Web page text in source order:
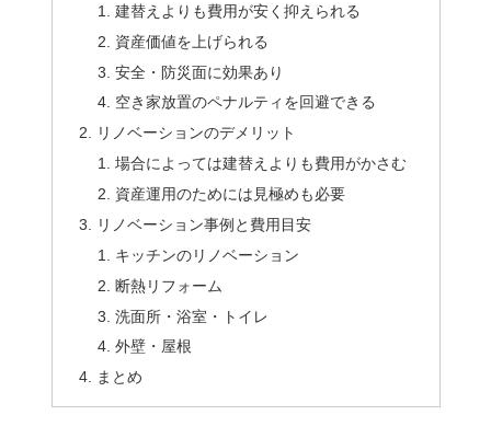
建替えよりも費用が安く抑えられる
資産価値を上げられる
安全・防災面に効果あり
空き家放置のペナルティを回避できる
リノベーションのデメリット
場合によっては建替えよりも費用がかさむ
資産運用のためには見極めも必要
リノベーション事例と費用目安
キッチンのリノベーション
断熱リフォーム
洗面所・浴室・トイレ
外壁・屋根
まとめ